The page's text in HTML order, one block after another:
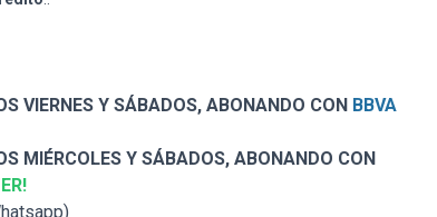
VIERNES Y SÁBADOS, ABONANDO CON BBVA
MIÉRCOLES Y SÁBADOS, ABONANDO CON